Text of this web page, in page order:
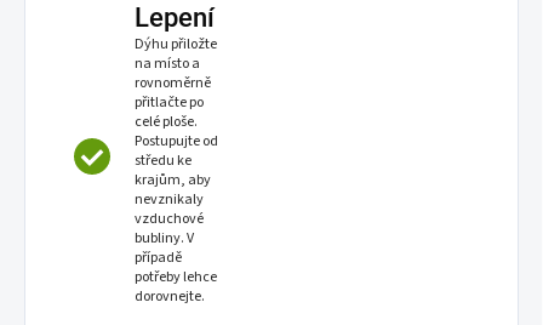
Lepení
Dýhu přiložte
na místo a
rovnoměrně
přitlačte po
celé ploše.
Postupujte od
středu ke
krajům, aby
nevznikaly
vzduchové
bubliny. V
případě
potřeby lehce
dorovnejte.